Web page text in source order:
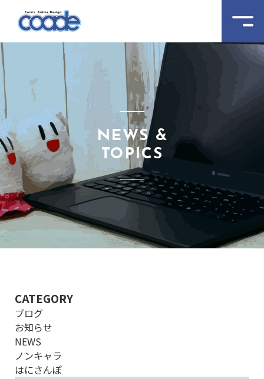
NEWS &
TOPICS
CATEGORY
ブログ
お知らせ
NEWS
ノンキャラ
はにさんぽ